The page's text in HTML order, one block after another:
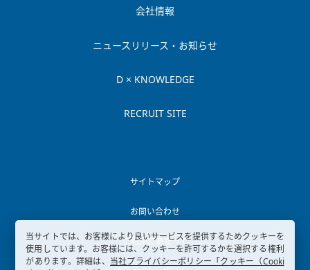
会社情報
ニュースリリース・お知らせ
D × KNOWLEDGE
RECRUIT SITE
サイトマップ
お問い合わせ
ご利用にあたって
当サイトでは、お客様により良いサービスを提供するためクッキーを
使用しています。お客様には、クッキーを許可するかを選択する権利
があります。詳細は、 当社プライバシーポリシー「クッキー（Cooki